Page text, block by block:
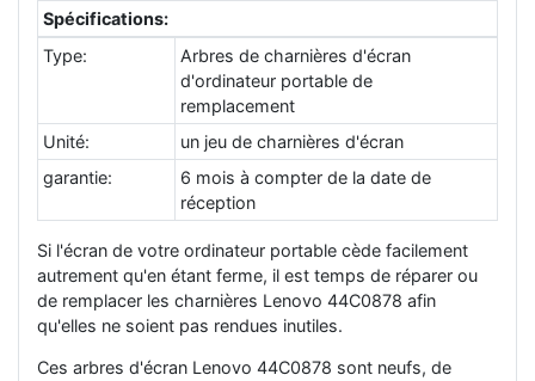
Spécifications:
Type:
Arbres de charnières d'écran
d'ordinateur portable de
remplacement
Unité:
un jeu de charnières d'écran
garantie:
6 mois à compter de la date de
réception
Si l'écran de votre ordinateur portable cède facilement
autrement qu'en étant ferme, il est temps de réparer ou
de remplacer les charnières Lenovo 44C0878 afin
qu'elles ne soient pas rendues inutiles.
Ces arbres d'écran Lenovo 44C0878 sont neufs, de